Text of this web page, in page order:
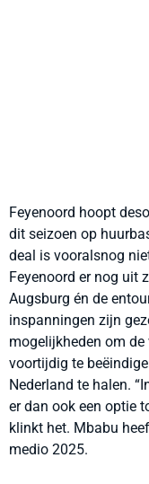
Feyenoord hoopt
dit seizoen op
deal is vooralsnog
Feyenoord er nog uit
Augsburg én de
inspanningen zijn
mogelijkheden om
voortijdig te
Nederland te halen.
er dan ook een optie
klinkt het. Mbabu
medio 2025.